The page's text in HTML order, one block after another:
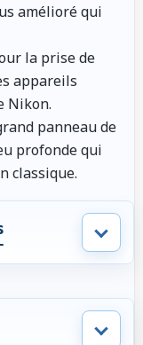
amélioré qui
la prise de
appareils
Nikon.
panneau de
profonde qui
classique.